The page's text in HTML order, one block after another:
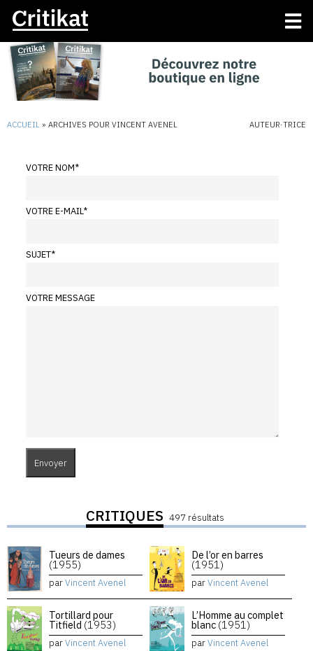
ACCUEIL » ARCHIVES POUR VINCENT AVENEL AUTEUR·TRICE
VOTRE NOM*
VOTRE E-MAIL*
SUJET*
VOTRE MESSAGE
CRITIQUES 497 résultats
Tueurs de dames
(1955)
parVincent Avenel
De l’or en barres
(1951)
parVincent Avenel
Tortillard pour
Titfield (1953)
parVincent Avenel
L’Homme au complet
blanc (1951)
parVincent Avenel